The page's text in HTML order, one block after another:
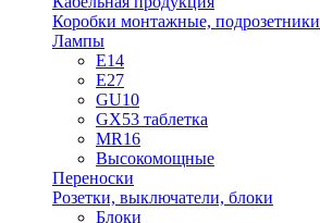
Коробки монтажные, подрозетники
Лампы
E14
E27
GU10
GX53 таблетка
MR16
Высокомощные
Переноски
Розетки, выключатели, блоки
Блоки